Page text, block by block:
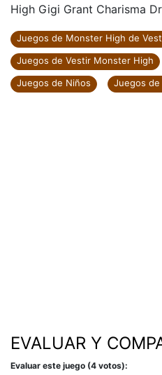
High Gigi Grant Charisma
Juegos de Monster High de
Juegos de Vestir Monster High
Juegos de Niños
Juegos de
EVALUAR Y
Evaluar este juego (4 votos):